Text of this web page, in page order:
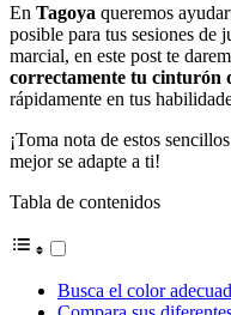
En Tagoya queremos
posible para tus sesiones de
marcial, en este post te
correctamente tu cinturón
rápidamente en tus
¡Toma nota de estos
mejor se adapte a ti!
Tabla de contenidos
Busca el color